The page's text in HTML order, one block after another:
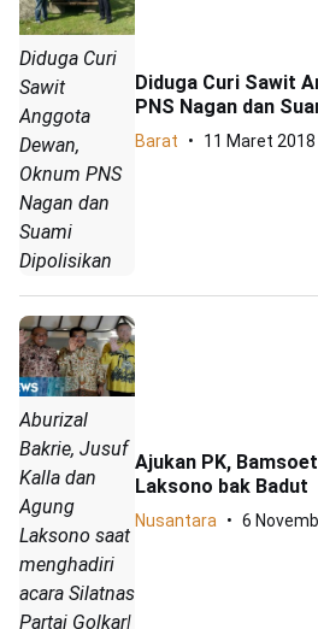
Diduga Curi
Sawit
Anggota
Dewan,
Oknum PNS
Nagan dan
Suami
Dipolisikan
Diduga Curi Sawit
PNS Nagan dan
Barat 11 Maret 2018
Aburizal
Bakrie, Jusuf
Kalla dan
Agung
Laksono saat
menghadiri
acara Silatnas
Partai Golkar|
Ajukan PK,
Laksono bak Badut
Nusantara 6